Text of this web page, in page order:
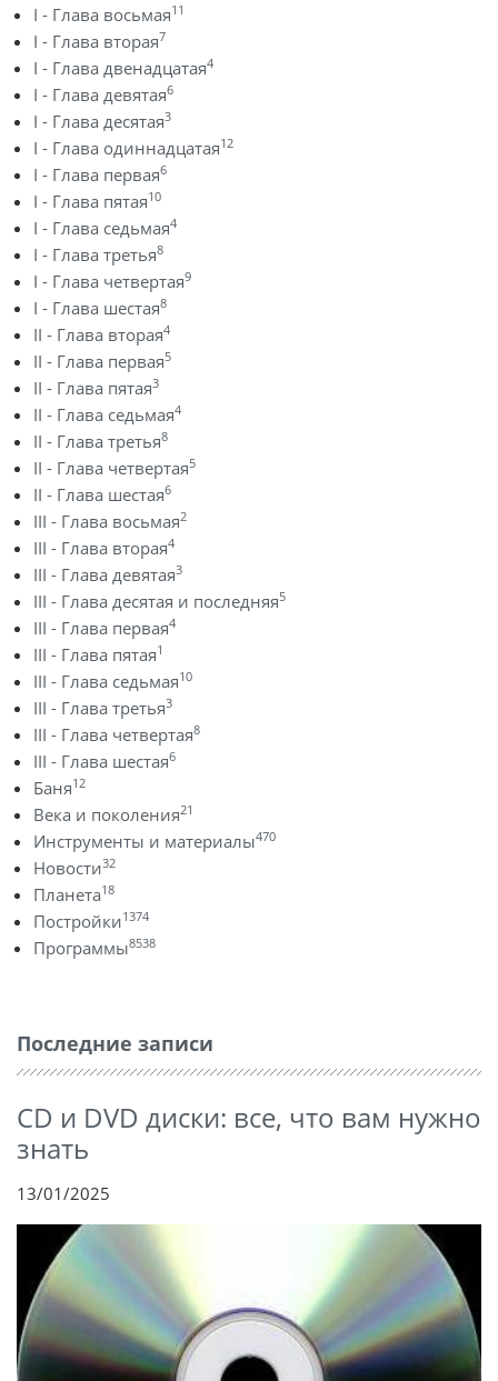
I - Глава восьмая11
I - Глава вторая7
I - Глава двенадцатая4
I - Глава девятая6
I - Глава десятая3
I - Глава одиннадцатая12
I - Глава первая6
I - Глава пятая10
I - Глава седьмая4
I - Глава третья8
I - Глава четвертая9
I - Глава шестая8
II - Глава вторая4
II - Глава первая5
II - Глава пятая3
II - Глава седьмая4
II - Глава третья8
II - Глава четвертая5
II - Глава шестая6
III - Глава восьмая2
III - Глава вторая4
III - Глава девятая3
III - Глава десятая и последняя5
III - Глава первая4
III - Глава пятая1
III - Глава седьмая10
III - Глава третья3
III - Глава четвертая8
III - Глава шестая6
Баня12
Века и поколения21
Инструменты и материалы470
Новости32
Планета18
Постройки1374
Программы8538
Последние записи
CD и DVD диски: все, что вам нужно
знать
13/01/2025